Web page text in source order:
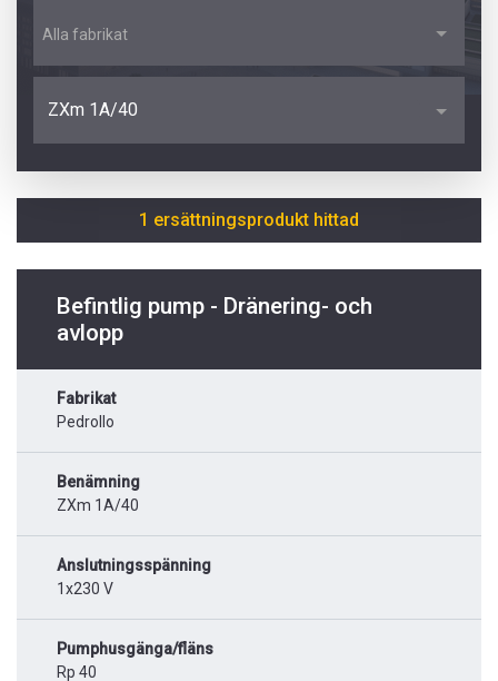
Alla fabrikat
ZXm 1A/40
1 ersättningsprodukt hittad
Befintlig pump - Dränering- och
avlopp
Fabrikat
Pedrollo
Benämning
ZXm 1A/40
Anslutningsspänning
1x230 V
Pumphusgänga/fläns
Rp 40